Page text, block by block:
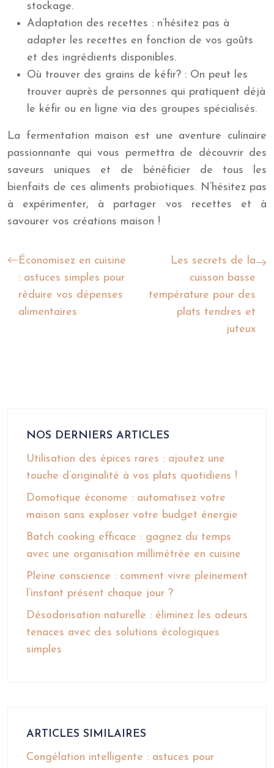
stockage.
Adaptation des recettes : n’hésitez pas à
adapter les recettes en fonction de vos goûts
et des ingrédients disponibles.
Où trouver des grains de kéfir? : On peut les
trouver auprès de personnes qui pratiquent déjà
le kéfir ou en ligne via des groupes spécialisés.
La fermentation maison est une aventure culinaire
passionnante qui vous permettra de découvrir des
saveurs uniques et de bénéficier de tous les
bienfaits de ces aliments probiotiques. N’hésitez pas
à expérimenter, à partager vos recettes et à
savourer vos créations maison !
Économisez en cuisine
: astuces simples pour
réduire vos dépenses
alimentaires
Les secrets de la
cuisson basse
température pour des
plats tendres et
juteux
NOS DERNIERS ARTICLES
Utilisation des épices rares : ajoutez une
touche d’originalité à vos plats quotidiens !
Domotique économe : automatisez votre
maison sans exploser votre budget énergie
Batch cooking efficace : gagnez du temps
avec une organisation millimétrée en cuisine
Pleine conscience : comment vivre pleinement
l’instant présent chaque jour ?
Désodorisation naturelle : éliminez les odeurs
tenaces avec des solutions écologiques
simples
ARTICLES SIMILAIRES
Congélation intelligente : astuces pour